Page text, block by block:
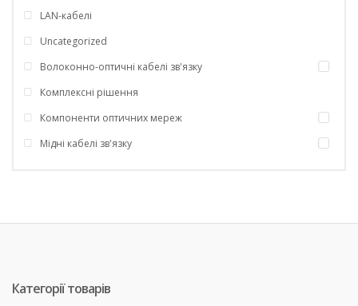
LAN-кабелі
Uncategorized
Волоконно-оптичні кабелі зв'язку
Комплексні рішення
Компоненти оптичних мереж
Мідні кабелі зв'язку
Категорії товарів